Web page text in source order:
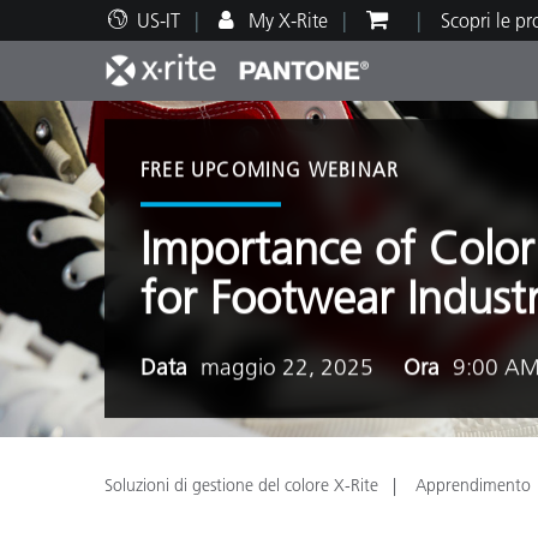
US-IT My X-Rite Scopri le
Automotive Tessile
FREE UPCOMING WEBINAR
Importance of
for Footwear
Data maggio 22, 2025 Ora 9:00
Soluzioni di gestione del colore X-Rite Apprendimento